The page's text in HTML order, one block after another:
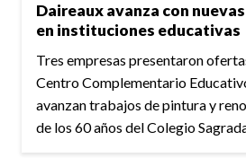
Daireaux avanza con
en instituciones educativas
Tres empresas presentaron
Centro Complementario
avanzan trabajos de pintura y
de los 60 años del Colegio